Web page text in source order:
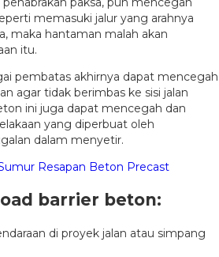
memasuki jalur yang arahnya
maka hantaman malah akan
itu.
pembatas akhirnya dapat mencegah
agar tidak berimbas ke sisi jalan
ini juga dapat mencegah dan
yang diperbuat oleh
dalam menyetir.
Resapan Beton Precast
barrier beton:
di proyek jalan atau simpang